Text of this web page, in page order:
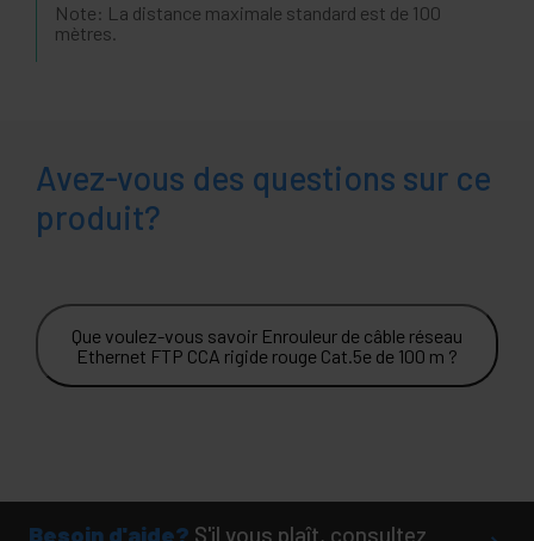
Note: La distance maximale standard est de 100
mètres.
Avez-vous des questions sur ce
produit?
Que voulez-vous savoir Enrouleur de câble réseau
Ethernet FTP CCA rigide rouge Cat.5e de 100 m ?
Besoin d'aide? S'il vous plaît, consultez